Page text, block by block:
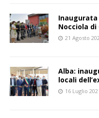
Inaugurata
Nocciola
21 Agosto
Alba:
locali
16 Luglio